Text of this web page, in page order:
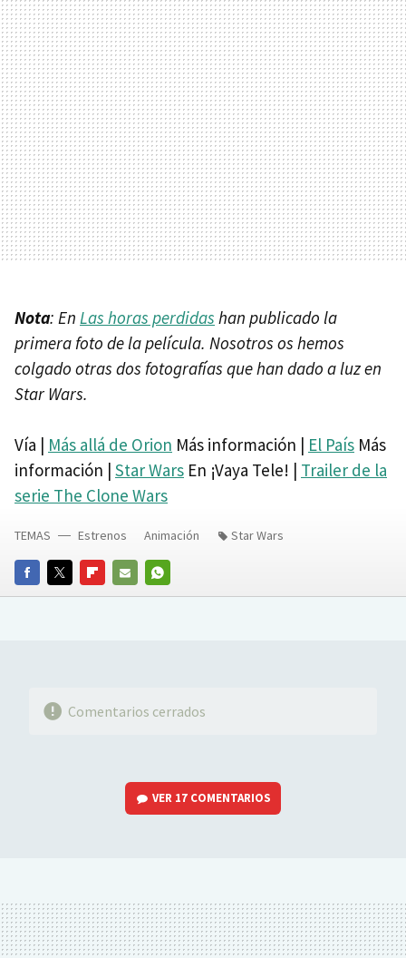
Nota: En Las horas perdidas han publicado la
primera foto de la película. Nosotros os hemos
colgado otras dos fotografías que han dado a luz en
Star Wars.
Vía | Más allá de Orion Más información | El País Más
información | Star Wars En ¡Vaya Tele! | Trailer de la
serie The Clone Wars
FACEBOOKTWITTERFLIPBOARD
E-
WHATSAPP
TEMAS Estrenos Animación Star Wars
Comentarios cerrados
VER 17 COMENTARIOS